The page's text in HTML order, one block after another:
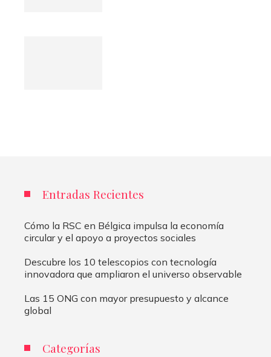
Entradas Recientes
Cómo la RSC en Bélgica impulsa la economía
circular y el apoyo a proyectos sociales
Descubre los 10 telescopios con tecnología
innovadora que ampliaron el universo observable
Las 15 ONG con mayor presupuesto y alcance
global
Categorías